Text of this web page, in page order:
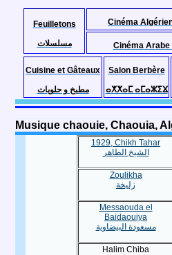
Feuilletons
مسلسلات
Cuisine et Gâteaux
مطبخ و حلويات
Salon Berbère
ⴰⵅⵅⴰⵎ ⴰⵎⴰⵣⵉⴴ
1929, Chikh Tahar
الشيخ الطاهر
Zoulikha
زليخة
Messaouda el
Baidaouiya
مسعودة البيضاوية
Halim Chiba